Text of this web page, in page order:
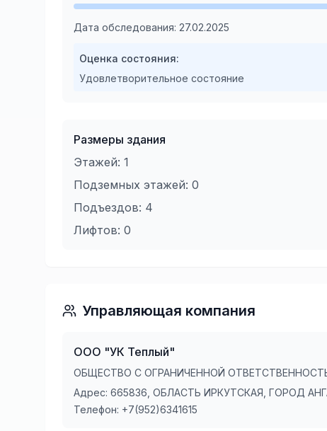
Дата обследования: 27.02.2025
Оценка состояния:
Удовлетворительное состояние
Размеры здания
Этажей: 1
Подземных этажей: 0
Подъездов: 4
Лифтов: 0
Управляющая компания
ООО "УК Теплый"
ОБЩЕСТВО С ОГРАНИЧЕННОЙ
Адрес: 665836, ОБЛАСТЬ ИРКУТСКАЯ, ГОРОД
Телефон: +7(952)6341615